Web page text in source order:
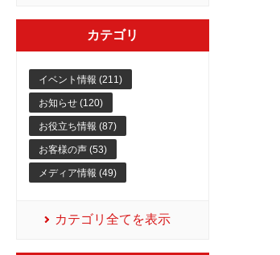
カテゴリ
イベント情報 (211)
お知らせ (120)
お役立ち情報 (87)
お客様の声 (53)
メディア情報 (49)
カテゴリ全てを表示